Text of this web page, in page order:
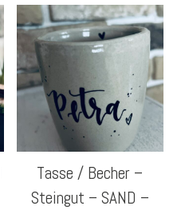
Tasse / Becher –
Steingut – SAND –